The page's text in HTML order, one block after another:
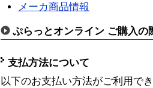
メーカ商品情報
ぷらっとオンライン ご購入の
支払方法について
以下のお支払い方法がご利用で